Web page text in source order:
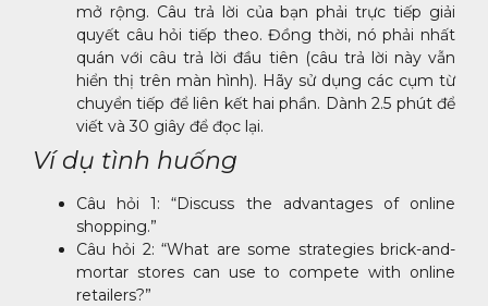
mở rộng. Câu trả lời của bạn phải trực tiếp giải
quyết câu hỏi tiếp theo. Đồng thời, nó phải nhất
quán với câu trả lời đầu tiên (câu trả lời này vẫn
hiển thị trên màn hình). Hãy sử dụng các cụm từ
chuyển tiếp để liên kết hai phần. Dành 2.5 phút để
viết và 30 giây để đọc lại.
Ví dụ tình huống
Câu hỏi 1: “Discuss the advantages of online
shopping.”
Câu hỏi 2: “What are some strategies brick-and-
mortar stores can use to compete with online
retailers?”